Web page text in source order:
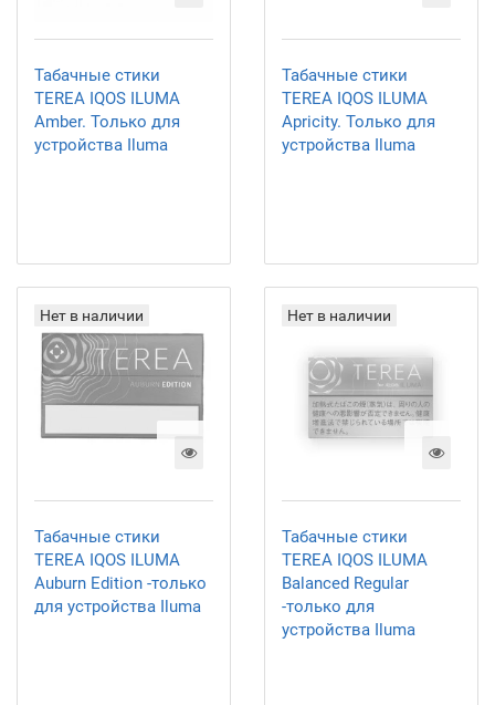
Табачные стики
TEREA IQOS ILUMA
Amber. Только для
устройства Iluma
Табачные стики
TEREA IQOS ILUMA
Apricity. Только для
устройства Iluma
Нет в наличии
Табачные стики
TEREA IQOS ILUMA
Auburn Edition -только
для устройства Iluma
Нет в наличии
Табачные стики
TEREA IQOS ILUMA
Balanced Regular
-только для
устройства Iluma